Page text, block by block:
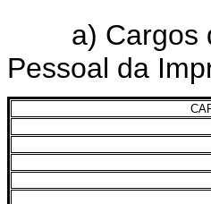
a) Cargos
Pessoal da